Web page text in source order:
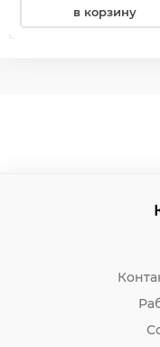
в корзину